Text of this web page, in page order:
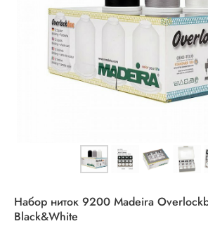
Набор ниток 9200 Madeira
Black&White